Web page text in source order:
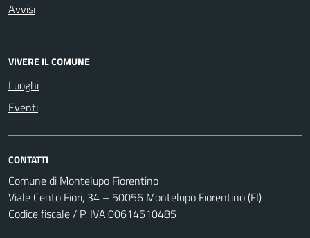
Avvisi
VIVERE IL COMUNE
Luoghi
Eventi
CONTATTI
Comune di Montelupo Fiorentino
Viale Cento Fiori, 34 – 50056 Montelupo Fiorentino (FI)
Codice fiscale / P. IVA:00614510485